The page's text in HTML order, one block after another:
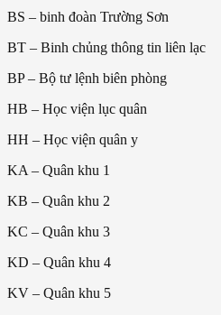
BS – binh đoàn Trường Sơn
BT – Binh chủng thông tin liên lạc
BP – Bộ tư lệnh biên phòng
HB – Học viện lục quân
HH – Học viện quân y
KA – Quân khu 1
KB – Quân khu 2
KC – Quân khu 3
KD – Quân khu 4
KV – Quân khu 5